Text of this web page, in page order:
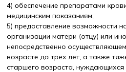
4) обеспечение препаратами
медицинским показаниям;
5) предоставление возможности
организации матери (отцу) или
непосредственно
возрасте до трех лет, а также
старшего возраста,